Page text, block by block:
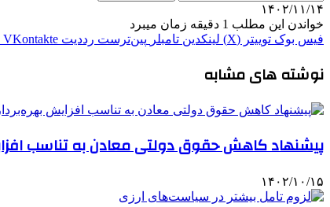
۱۴۰۲/۱۱/۱۴
خواندن این مطلب 1 دقیقه زمان میبرد
فیس بوک توییتر (X) لینکدین ‫تامبلر ‫پین‌ترست ‫رددیت ‫VKontakte
نوشته های مشابه
پیشنهاد کاهش حقوق دولتی معادن به تناسب
۱۴۰۲/۱۰/۱۵